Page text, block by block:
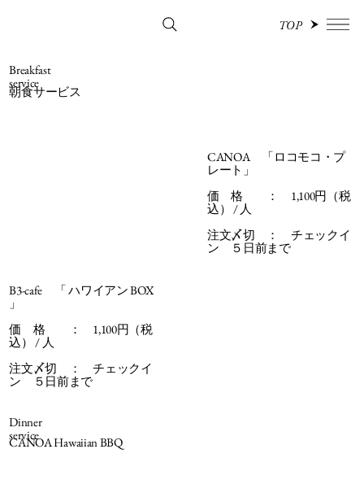
TOP
Breakfast
service
​朝食サービス
B3-cafe 「 ハワイアン BOX
」
価 格 ： 1,100円（税
込） / 人
注文〆切 ： チェックイ
ン ５日前まで
CANOA 「ロコモコ・プ
レート」
価 格 ： 1,100円（税
込） / 人
注文〆切 ： チェックイ
ン ５日前まで
Dinner
service
CANOA Hawaiian BBQ​